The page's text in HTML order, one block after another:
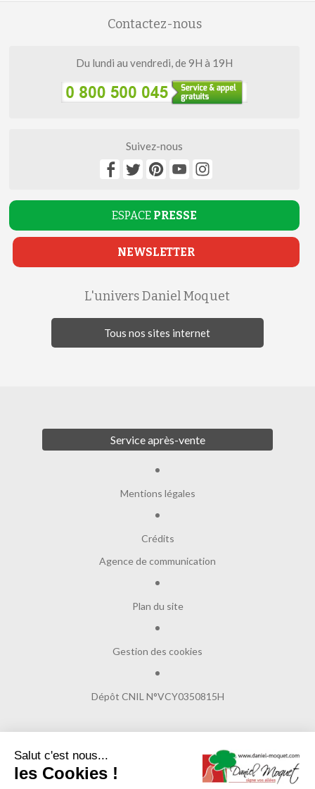
Contactez-nous
Du lundi au vendredi, de 9H à 19H
Suivez-nous
ESPACE PRESSE
NEWSLETTER
L'univers Daniel Moquet
Tous nos sites internet
Service après-vente
Mentions légales
Crédits
Agence de communication
Plan du site
Gestion des cookies
Dépôt CNIL N°VCY0350815H
© Copyright 2017 Daniel Moquet signe vos allées
Salut c'est nous...
les Cookies !